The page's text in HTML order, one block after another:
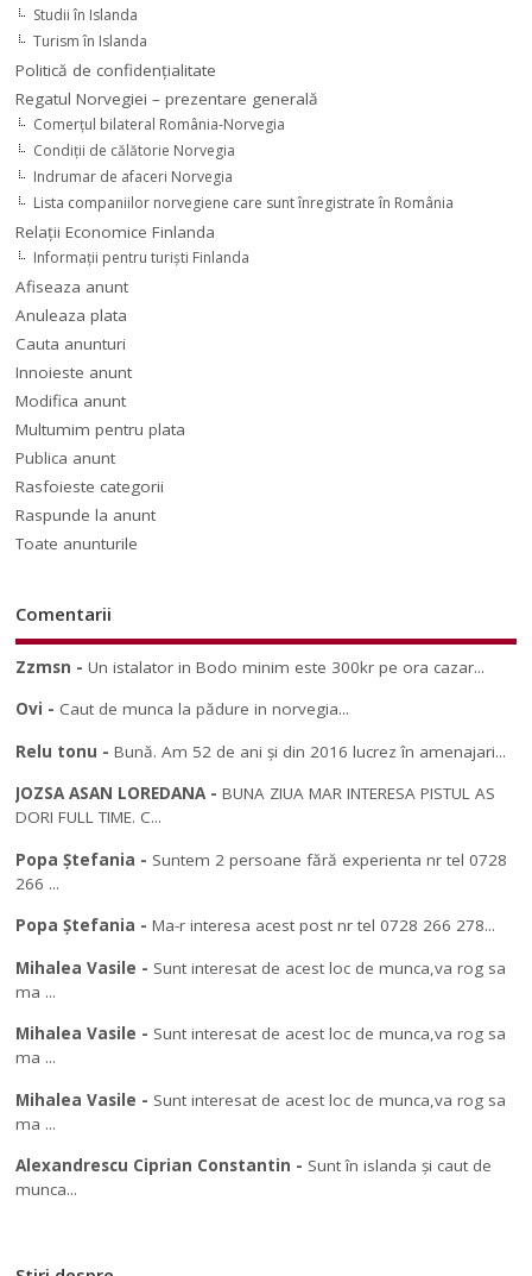
Studii în Islanda
Turism în Islanda
Politică de confidențialitate
Regatul Norvegiei – prezentare generală
Comerţul bilateral România-Norvegia
Condiții de călătorie Norvegia
Indrumar de afaceri Norvegia
Lista companiilor norvegiene care sunt înregistrate în România
Relaţii Economice Finlanda
Informaţii pentru turişti Finlanda
Afiseaza anunt
Anuleaza plata
Cauta anunturi
Innoieste anunt
Modifica anunt
Multumim pentru plata
Publica anunt
Rasfoieste categorii
Raspunde la anunt
Toate anunturile
Comentarii
Zzmsn -Un istalator in Bodo minim este 300kr pe ora cazar...
Ovi - Caut de munca la pădure in norvegia...
Relu tonu -Bună. Am 52 de ani și din 2016 lucrez în amenajari...
JOZSA ASAN LOREDANA-BUNA ZIUA MAR INTERESA PISTUL AS
DORI FULL TIME. C...
Popa Ștefania - Suntem 2 persoane fără experienta nr tel 0728
266 ...
Popa Ștefania -Ma-r interesa acest post nr tel 0728 266 278...
Mihalea Vasile - Sunt interesat de acest loc de munca,va rog sa
ma ...
Mihalea Vasile - Sunt interesat de acest loc de munca,va rog sa
ma ...
Mihalea Vasile - Sunt interesat de acest loc de munca,va rog sa
ma ...
Alexandrescu Ciprian Constantin - Sunt în islanda și caut de
munca...